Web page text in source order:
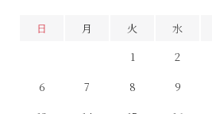
日 月 火 水
1
2
6
7 8 9